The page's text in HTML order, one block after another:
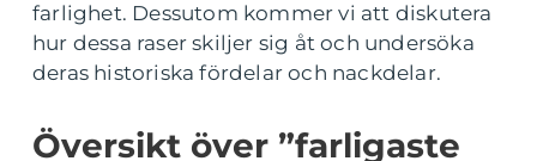
farlighet. Dessutom kommer vi att diskutera
hur dessa raser skiljer sig åt och undersöka
deras historiska fördelar och nackdelar.
Översikt över ”farligaste